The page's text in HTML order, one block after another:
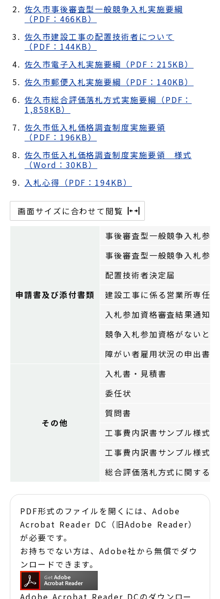
佐久市事後審査型一般競争入札実施要綱
（PDF：466KB）
佐久市建設工事の配置技術者について
（PDF：144KB）
佐久市電子入札実施要綱（PDF：215KB）
佐久市郵便入札実施要綱（PDF：140KB）
佐久市総合評価落札方式実施要綱（PDF：
1,858KB）
佐久市低入札価格調査制度実施要領
（PDF：196KB）
佐久市低入札価格調査制度実施要領 様式
（Word：30KB）
入札心得（PDF：194KB）
画面サイズに合わせて閲覧
申請書及び添付書類
事後審査型一般競争入札参
事後審査型一般競争入札参
配置技術者決定届
建設工事に係る営業所専任
入札参加資格審査結果通知書
競争入札参加資格がないと
障がい者雇用状況の申出書
その他
入札書・見積書
委任状
質問書
工事費内訳書サンプル様式
工事費内訳書サンプル様式
総合評価落札方式に関する
PDF形式のファイルを開くには、Adobe
Acrobat Reader DC（旧Adobe Reader）
が必要です。
お持ちでない方は、Adobe社から無償でダウ
ンロードできます。
Adobe Acrobat Reader DCのダウンロー